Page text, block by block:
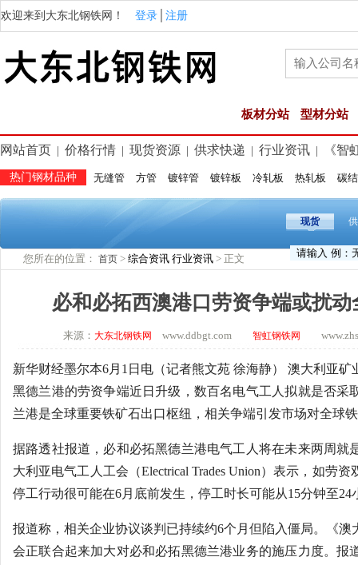
欢迎来到大东北钢铁网！ 登录 注册
板材分站 型材分站
网站首页 价格行情 现货资源 供求快递 行业资讯 《智
热门钢材品种 无缝管 方管 镀锌管 镀锌板 冷轧板 热轧板 碳
现货
您所在的位置： 首页 > 综合资讯 行业资讯 > 正文
必和必拓西澳港口劳资争端或扰
来源： 大东北钢铁网 www.ddbgt.com 智虹钢铁网
新华财经墨尔本6月1日电（记者熊文苑 徐海静） 澳大利亚
黑德兰港的劳资争端近日升级，数百名电气工人拟就是否采
兰港是全球重要铁矿石出口枢纽，相关争端引发市场对全球
据路透社报道，必和必拓黑德兰港电气工人将在未来两周就
大利亚电气工人工会（Electrical Trades Union）表示，如劳
停工行动很可能在6月底前发生，停工时长可能从15分钟至24
报道称，相关企业协议谈判已持续约6个月但陷入僵局。《
会正联合起来加大对必和必拓黑德兰港业务的施压力度。报